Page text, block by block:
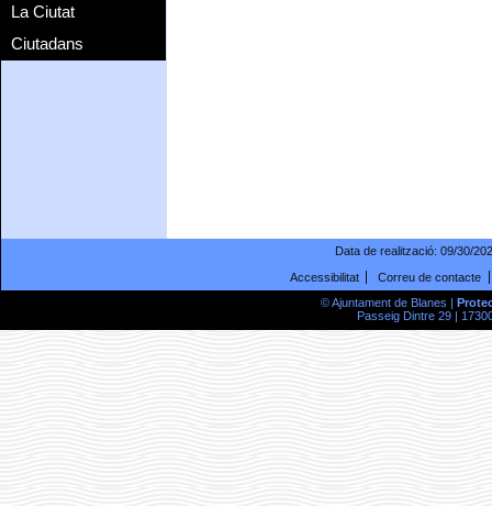
La Ciutat
Ciutadans
Data de realització: 09/30/
Accessibilitat
Correu de contacte
© Ajuntament de Blanes |
Passeig Dintre 29 |